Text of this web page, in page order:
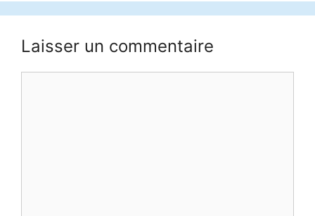
Laisser un commentaire